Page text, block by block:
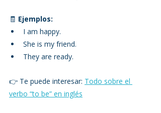
🧾 Ejemplos:
I am happy.
She is my friend.
They are ready.
👉 Te puede interesar: Todo sobre el
verbo “to be” en inglés